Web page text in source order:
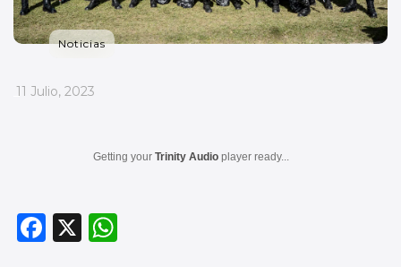
Noticias
_
11 Julio, 2023
Getting your Trinity Audio player ready...
F
X